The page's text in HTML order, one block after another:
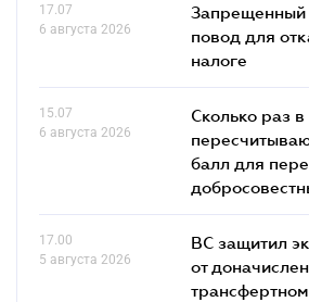
17.07
6 августа 2026
повод для
налоге
15.07
6 августа 2026
Сколько раз в
балл для
17.00
5 августа 2026
ВС защитил
от